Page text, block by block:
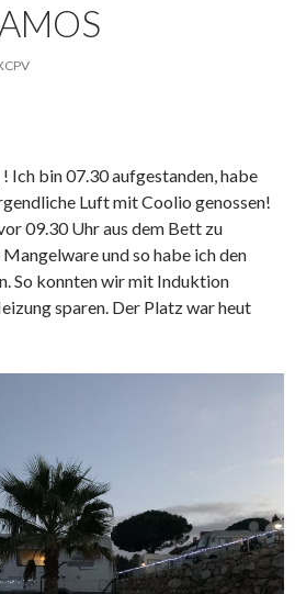
Ich bin 07.30 aufgestanden, habe
Luft mit Coolio genossen!
09.30 Uhr aus dem Bett zu
und so habe ich den
So konnten wir mit Induktion
sparen. Der Platz war heut